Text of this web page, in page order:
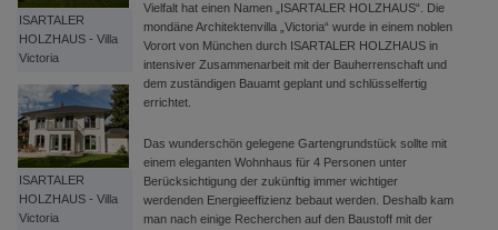
ISARTALER
HOLZHAUS - Villa
Victoria
ISARTALER
HOLZHAUS - Villa
Victoria
Vielfalt hat einen Namen „ISARTALER HOLZHAUS“. Die
mondäne Architektenvilla „Victoria“ wurde in einem noblen
Vorort von München durch ISARTALER HOLZHAUS in
intensiver Zusammenarbeit mit der Bauherrenschaft und
dem zuständigen Bauamt geplant und schlüsselfertig
errichtet.
Das wunderschön gelegene Gartengrundstück sollte mit
einem eleganten Wohnhaus für 4 Personen unter
Berücksichtigung der zukünftig immer wichtiger
werdenden Energieeffizienz bebaut werden. Deshalb kam
man nach einige Recherchen auf den Baustoff mit der